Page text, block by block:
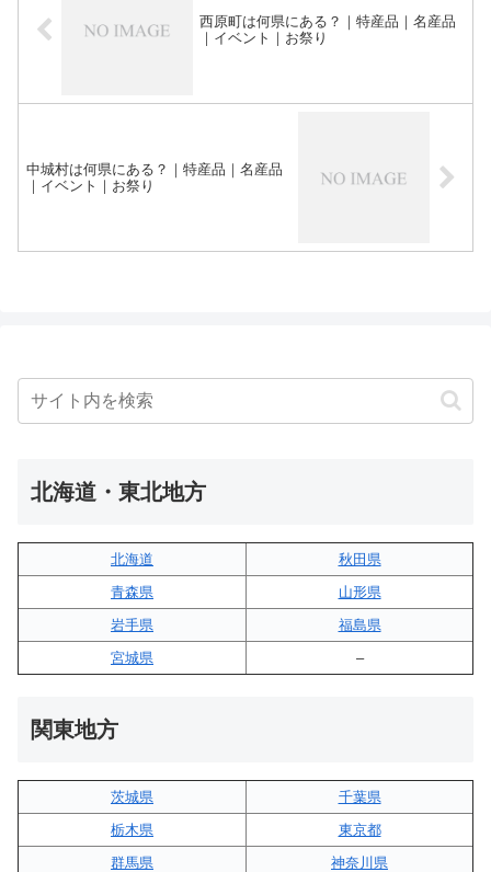
西原町は何県にある？｜特産品｜名産品
｜イベント｜お祭り
中城村は何県にある？｜特産品｜名産品
｜イベント｜お祭り
北海道・東北地方
北海道
秋田県
青森県
山形県
岩手県
福島県
宮城県
–
関東地方
茨城県
千葉県
栃木県
東京都
群馬県
神奈川県